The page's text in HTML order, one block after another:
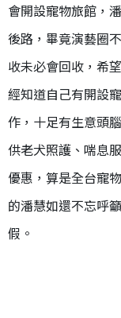
會開設寵物旅館，
後路，畢竟演藝圈
收未必會回收，希
經知道自己有開設
作，十足有生意頭
供老犬照護、喘息
優惠，算是全台寵
的潘慧如還不忘呼
假。